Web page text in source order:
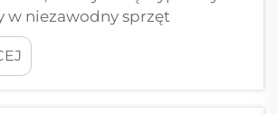
w niezawodny sprzęt
przed kluczowym pytaniem
sprzętu zapewniającego
wydajnością a ochroną: